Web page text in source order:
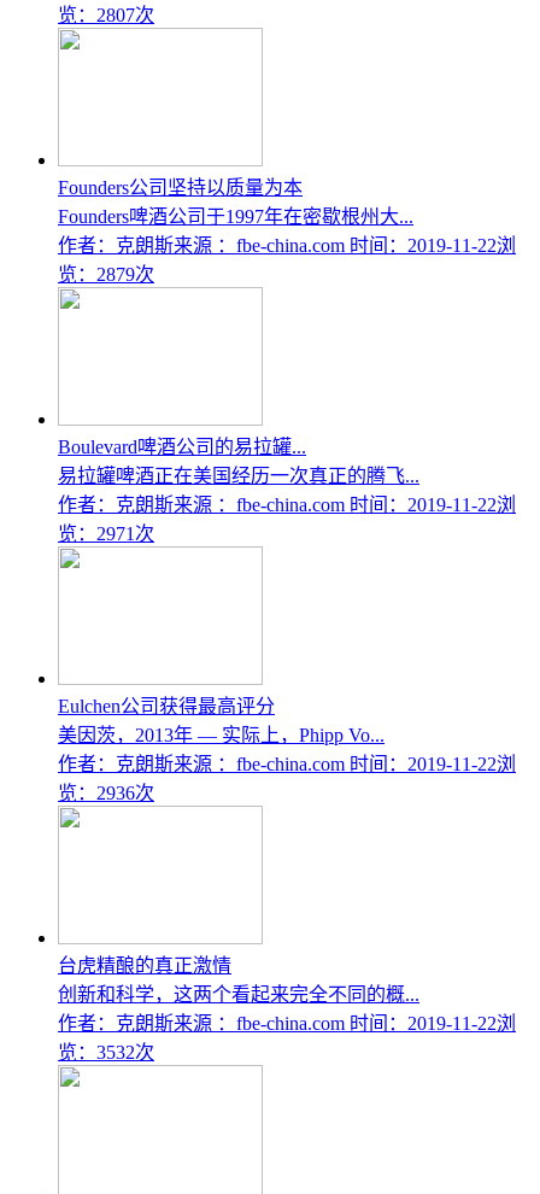
览：2807次
Founders公司坚持以质量为本
Founders啤酒公司于1997年在密歇根州大...
作者：克朗斯来源 ：fbe-china.com 时间：2019-11-22浏
览：2879次
Boulevard啤酒公司的易拉罐...
易拉罐啤酒正在美国经历一次真正的腾飞...
作者：克朗斯来源 ：fbe-china.com 时间：2019-11-22浏
览：2971次
Eulchen公司获得最高评分
美因茨，2013年 — 实际上，Phipp Vo...
作者：克朗斯来源 ：fbe-china.com 时间：2019-11-22浏
览：2936次
台虎精酿的真正激情
创新和科学，这两个看起来完全不同的概...
作者：克朗斯来源 ：fbe-china.com 时间：2019-11-22浏
览：3532次